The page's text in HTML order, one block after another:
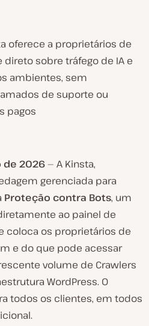
oferece a proprietários de
sobre tráfego de IA e
ambientes, sem
de suporte ou
pagos
de 2026— A Kinsta,
gerenciada para
Proteção contra Bots, um
ao painel de
coloca os proprietários de
e do que pode acessar
volume de Crawlers
WordPress. O
todos os clientes, em todos